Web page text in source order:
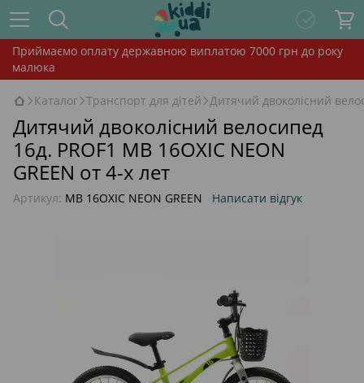
Приймаємо оплату державною виплатою 7000 грн до року
малюка
Каталог Транспорт для дітей Дитячий двоколісний
Дитячий двоколісний велосипед
16д. PROF1 MB 16OXIC NEON
GREEN от 4-х лет
Артикул: MB 16OXIC NEON GREEN Написати відгук